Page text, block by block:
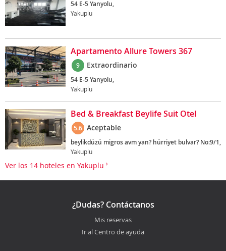
54 E-5 Yanyolu,
Yakuplu
Apartamento Allure Towers 367
9 Extraordinario
54 E-5 Yanyolu,
Yakuplu
Bed & Breakfast Beylife Suit Otel
5.6 Aceptable
beylikdüzü migros avm yan? hürriyet bulvar? No:9/1,
Yakuplu
Ver los 14 hoteles en Yakuplu
¿Dudas? Contáctanos
Mis reservas
Ir al Centro de ayuda